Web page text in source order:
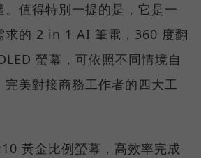
值得特別一提的是，它是一
求的 2 in 1 AI 筆電，360 度翻
螢幕，可依照不同情境自
完美對接商務工作者的四大工
黃金比例螢幕，高效率完成